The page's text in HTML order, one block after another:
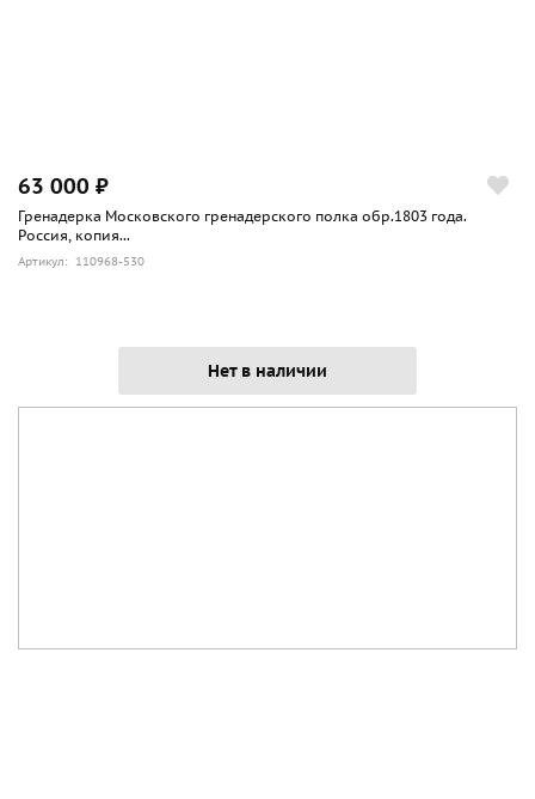
63 000 ₽
Гренадерка Московского гренадерского полка обр.1803 года.
Россия, копия...
Артикул: 110968-530
Нет в наличии